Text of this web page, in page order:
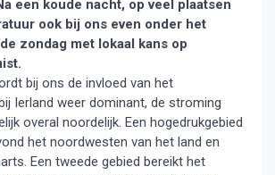
een koude nacht, op veel plaatsen
ook bij ons even onder het
zondag met lokaal kans op
bij ons de invloed van het
Ierland weer dominant, de stroming
overal noordelijk. Een hogedrukgebied
het noordwesten van het land en
Een tweede gebied bereikt het